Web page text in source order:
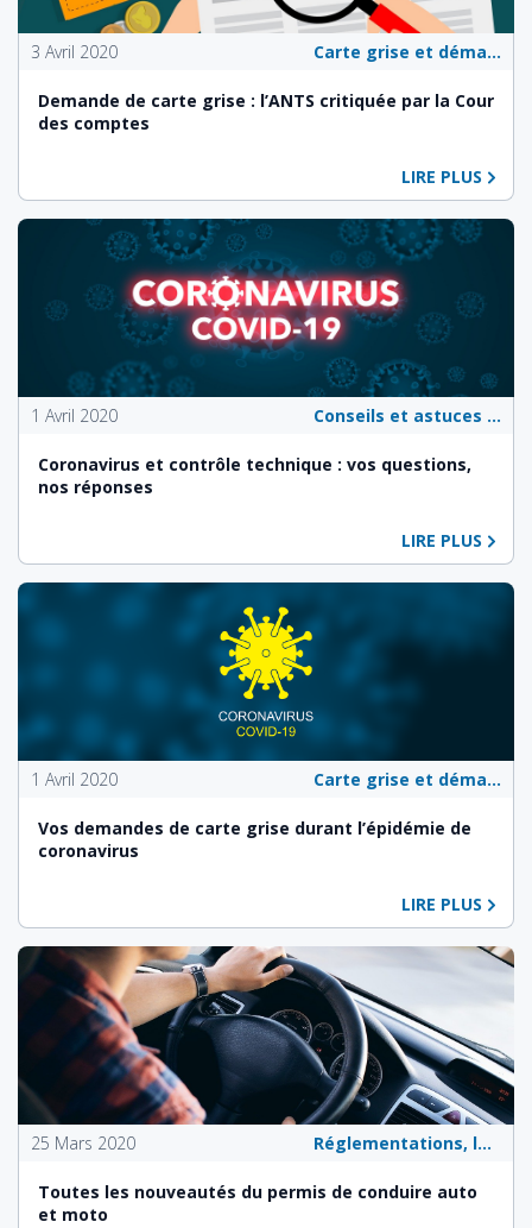
3 Avril 2020 Carte grise et démarches administratives
Demande de carte grise : l’ANTS critiquée par la Cour
des comptes
LIRE PLUS
1 Avril 2020 Conseils et astuces pour les propriétaires de véhicules
Coronavirus et contrôle technique : vos questions,
nos réponses
LIRE PLUS
1 Avril 2020 Carte grise et démarches administratives
Vos demandes de carte grise durant l’épidémie de
coronavirus
LIRE PLUS
25 Mars 2020 Réglementations, lois et politiques publiques
Toutes les nouveautés du permis de conduire auto
et moto